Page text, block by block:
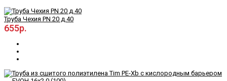
Труба Чехия PN 20 д.40
655р.